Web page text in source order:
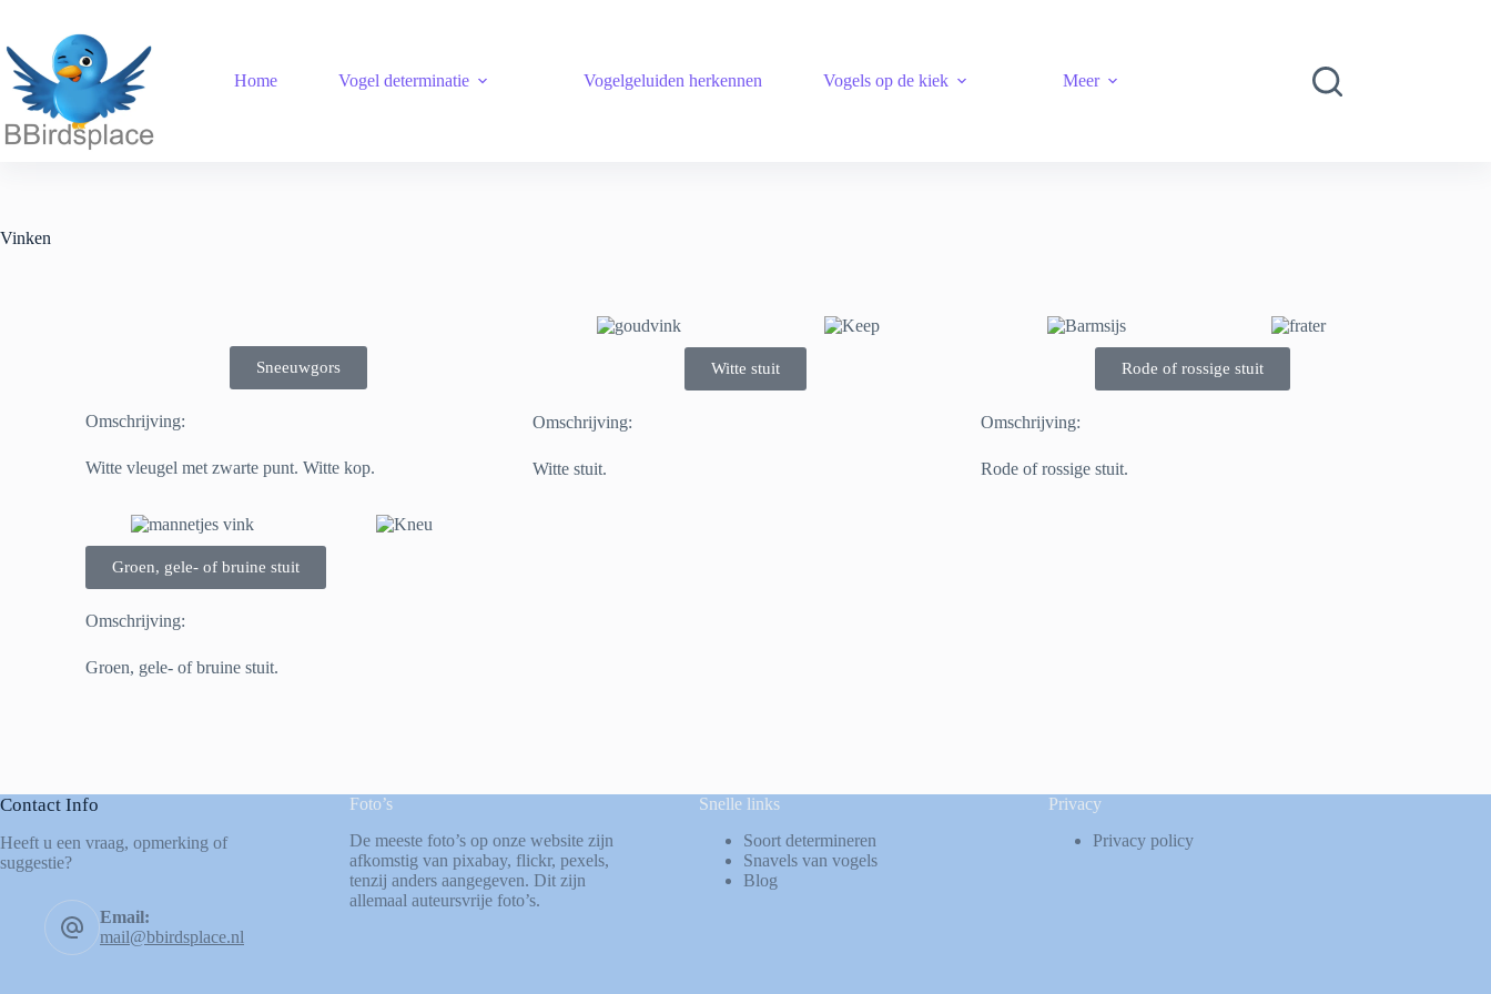
Home Vogel determinatie Vogelgeluiden herkennen Vogels op de kiek Meer
Vinken
Sneeuwgors
Omschrijving:
Witte vleugel met zwarte punt. Witte kop.
Witte stuit
Omschrijving:
Witte stuit.
Rode of rossige stuit
Omschrijving:
Rode of rossige stuit.
Groen, gele- of bruine stuit
Omschrijving:
Groen, gele- of bruine stuit.
Contact Info
Heeft u een vraag, opmerking of
suggestie?
Email:
mail@bbirdsplace.nl
Foto’s
De meeste foto’s op onze website zijn
afkomstig van pixabay, flickr, pexels,
tenzij anders aangegeven. Dit zijn
allemaal auteursvrije foto’s.
Snelle links
Soort determineren
Snavels van vogels
Blog
Privacy
Privacy policy